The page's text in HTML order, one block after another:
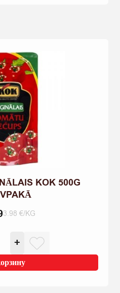
KOK 500G
3.98 €/KG
+